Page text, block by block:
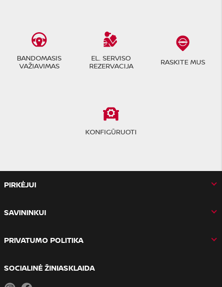
BANDOMASIS
VAŽIAVIMAS
EL. SERVISO
REZERVACIJA
RASKITE MUS
KONFIGŪRUOTI
PIRKĖJUI
SAVININKUI
PRIVATUMO POLITIKA
SOCIALINĖ ŽINIASKLAIDA